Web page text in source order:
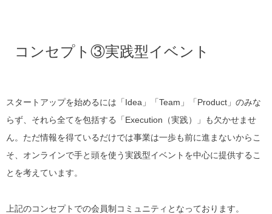
コンセプト③実践型イベント
スタートアップを始めるには「Idea」「Team」「Product」のみな
らず、それら全てを包括する「Execution（実践）」も欠かせませ
ん。ただ情報を得ているだけでは事業は一歩も前に進まないからこ
そ、オンラインで手と頭を使う実践型イベントを中心に提供するこ
とを考えています。
上記のコンセプトでの会員制コミュニティとなっております。